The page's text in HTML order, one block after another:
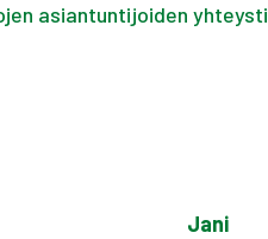
asiantuntijoiden
Jani